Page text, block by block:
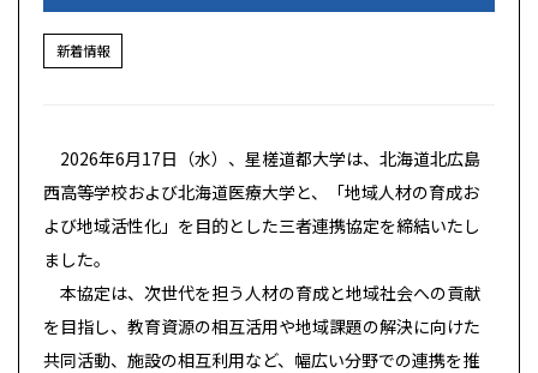
新着情報
2026年6月17日（水）、星槎道都大学は、北海道北広島
西高等学校および北海道医療大学と、「地域人材の育成お
よび地域活性化」を目的とした三者連携協定を締結いたし
ました。
本協定は、次世代を担う人材の育成と地域社会への貢献
を目指し、教育資源の相互活用や地域課題の解決に向けた
共同活動、施設の相互利用など、幅広い分野での連携を推